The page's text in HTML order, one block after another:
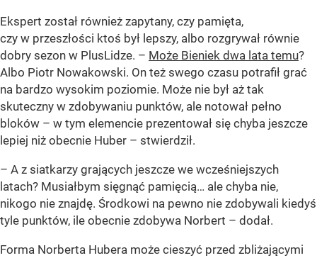
Ekspert został również zapytany, czy pamięta,
czy w przeszłości ktoś był lepszy, albo rozgrywał równie
dobry sezon w PlusLidze. – Może Bieniek dwa lata temu?
Albo Piotr Nowakowski. On też swego czasu potrafił grać
na bardzo wysokim poziomie. Może nie był aż tak
skuteczny w zdobywaniu punktów, ale notował pełno
bloków – w tym elemencie prezentował się chyba jeszcze
lepiej niż obecnie Huber – stwierdził.
– A z siatkarzy grających jeszcze we wcześniejszych
latach? Musiałbym sięgnąć pamięcią… ale chyba nie,
nikogo nie znajdę. Środkowi na pewno nie zdobywali kiedyś
tyle punktów, ile obecnie zdobywa Norbert – dodał.
Forma Norberta Hubera może cieszyć przed zbliżającymi